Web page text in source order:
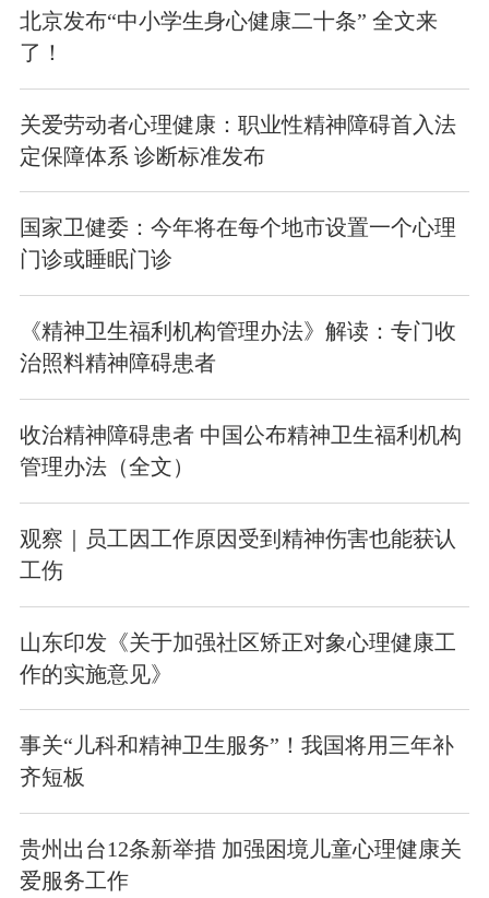
北京发布“中小学生身心健康二十条” 全文来
了！
关爱劳动者心理健康：职业性精神障碍首入法
定保障体系 诊断标准发布
国家卫健委：今年将在每个地市设置一个心理
门诊或睡眠门诊
《精神卫生福利机构管理办法》解读：专门收
治照料精神障碍患者
收治精神障碍患者 中国公布精神卫生福利机构
管理办法（全文）
观察｜员工因工作原因受到精神伤害也能获认
工伤
山东印发《关于加强社区矫正对象心理健康工
作的实施意见》
事关“儿科和精神卫生服务”！我国将用三年补
齐短板
贵州出台12条新举措 加强困境儿童心理健康关
爱服务工作